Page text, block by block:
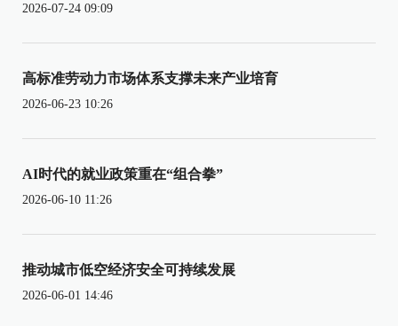
2026-07-24 09:09
高标准劳动力市场体系支撑未来产业培育
2026-06-23 10:26
AI时代的就业政策重在“组合拳”
2026-06-10 11:26
推动城市低空经济安全可持续发展
2026-06-01 14:46